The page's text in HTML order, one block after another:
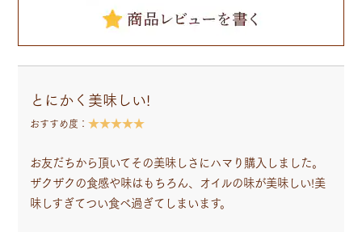
とにかく美味しい!
おすすめ度： ★★★★★
お友だちから頂いてその美味しさにハマり購入しました。
ザクザクの食感や味はもちろん、オイルの味が美味しい!美
味しすぎてつい食べ過ぎてしまいます。